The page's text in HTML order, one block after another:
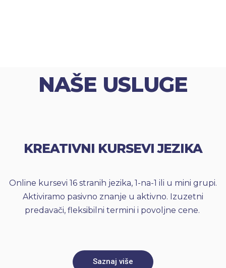
NAŠE USLUGE
KREATIVNI KURSEVI JEZIKA
Online kursevi 16 stranih jezika, 1-na-1 ili u mini grupi.
Aktiviramo pasivno znanje u aktivno. Izuzetni
predavači, fleksibilni termini i povoljne cene.
Saznaj više